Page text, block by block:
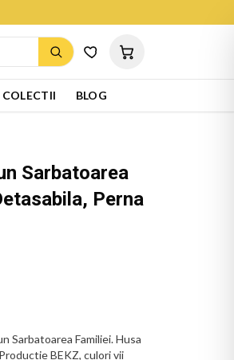
COLECTII BLOG
Sarbatoarea
Perna
Sarbatoarea Familiei. Husa
BEKZ, culori vii